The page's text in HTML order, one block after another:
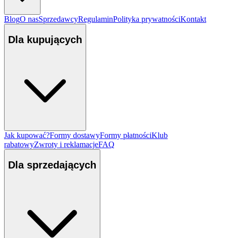
BlogO nasSprzedawcyRegulaminPolityka prywatnościKontakt
Dla kupujących
Jak kupować?Formy dostawyFormy płatnościKlub
rabatowyZwroty i reklamacjeFAQ
Dla sprzedających